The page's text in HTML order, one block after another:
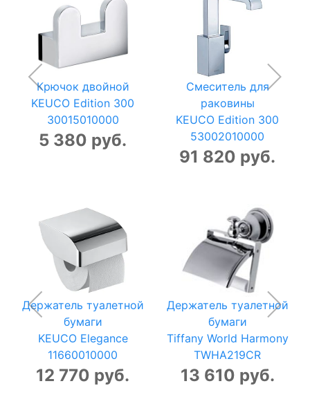
Крючок двойной
KEUCO Edition 300
30015010000
5 380 руб.
Смеситель для
раковины
KEUCO Edition 300
53002010000
91 820 руб.
Держатель туалетной
бумаги
KEUCO Elegance
11660010000
12 770 руб.
Держатель туалетной
бумаги
Tiffany World Harmony
TWHA219CR
13 610 руб.